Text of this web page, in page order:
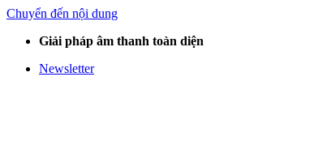
Chuyển đến nội dung
Giải pháp âm thanh toàn diện
Newsletter